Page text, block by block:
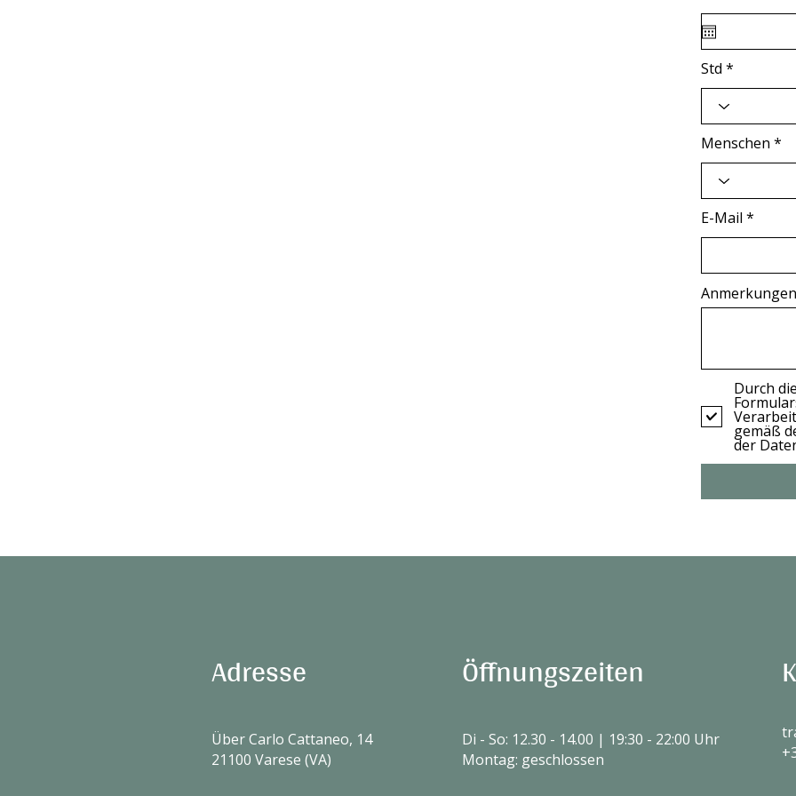
Std
Menschen
E-Mail
Anmerkungen
Durch
gemäß
der
Adresse Öffnungszeiten
Über Carlo Cattaneo, 14
21100 Varese (VA)
Di - So: 12.30 - 14.00 | 19:30 - 22:00 Uhr
Montag: geschlossen